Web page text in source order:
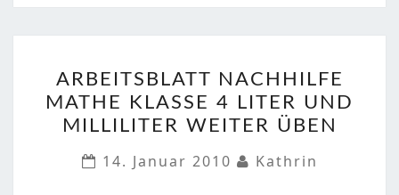
NACHHILFE
MATHE
KLASSE
4
ARBEITSBLATT NACHHILFE
MATHE KLASSE 4 LITER UND
MILLILITER WEITER ÜBEN
14. Januar 2010
Kathrin